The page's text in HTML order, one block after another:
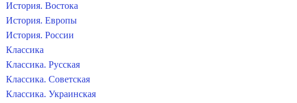
История. Востока
История. Европы
История. России
Классика
Классика. Русская
Классика. Советская
Классика. Украинская